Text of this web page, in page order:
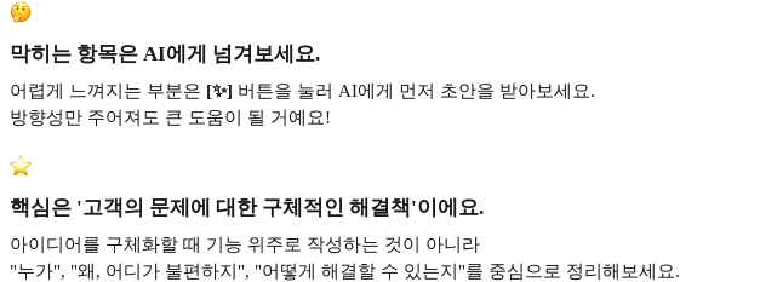
막히는 항목은 AI에게 넘겨보세요.
어렵게 느껴지는 부분은 [✨] 버튼을 눌러 AI에게 먼저 초안을 받아보세요.
방향성만 주어져도 큰 도움이 될 거예요!
핵심은 '고객의 문제에 대한 구체적인 해결책'이에요.
아이디어를 구체화할 때 기능 위주로 작성하는 것이 아니라
"누가", "왜, 어디가 불편하지", "어떻게 해결할 수 있는지"를 중심으로 정리해보세요.